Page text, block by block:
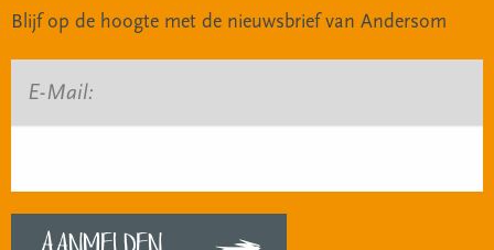
Blijf op de hoogte met de nieuwsbrief van Andersom
E-Mail: